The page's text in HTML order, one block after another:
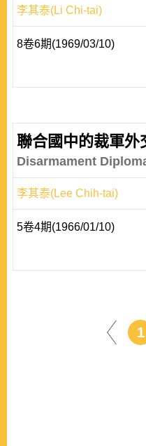
李其泰(Li Chi-tai)
8卷6期(1969/03/10)
聯合國中的裁軍外
Disarmament
李其泰(Lee Chih-tai)
5卷4期(1966/01/10)
1